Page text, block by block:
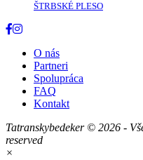
ŠTRBSKÉ PLESO
O nás
Partneri
Spolupráca
FAQ
Kontakt
Tatranskybedeker © 2026 -
reserved
×